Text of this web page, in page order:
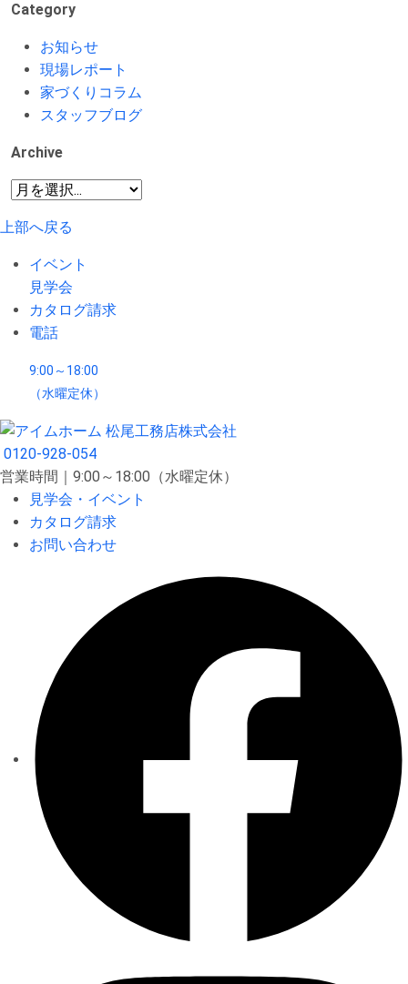
Category
お知らせ
現場レポート
家づくりコラム
スタッフブログ
Archive
上部へ戻る
イベント
見学会
カタログ請求
電話
9:00～18:00
（水曜定休）
0120-928-054
営業時間｜9:00～18:00（水曜定休）
見学会・イベント
カタログ請求
お問い合わせ